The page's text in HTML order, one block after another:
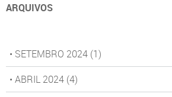
ARQUIVOS
• SETEMBRO 2024 (1)
• ABRIL 2024 (4)